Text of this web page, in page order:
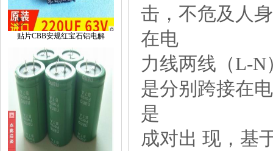
贴片CBB安规红宝石铝电解
击，不危及人
在电
力线两线（L-
是分别跨接在
是
成对出现，基